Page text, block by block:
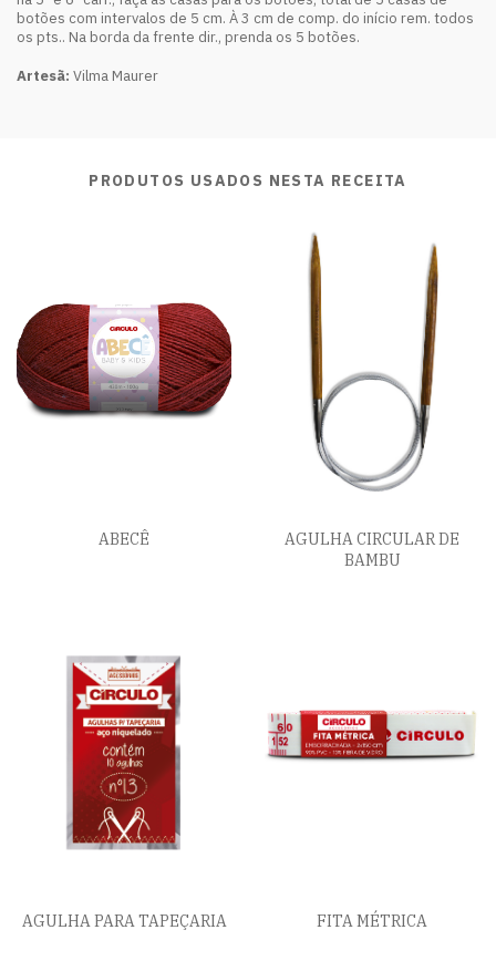
botões com intervalos de 5 cm. À 3 cm de comp. do início rem. todos
os pts.. Na borda da frente dir., prenda os 5 botões.
Artesã: Vilma Maurer
PRODUTOS USADOS NESTA RECEITA
ABECÊ
AGULHA CIRCULAR DE
BAMBU
AGULHA PARA TAPEÇARIA FITA MÉTRICA